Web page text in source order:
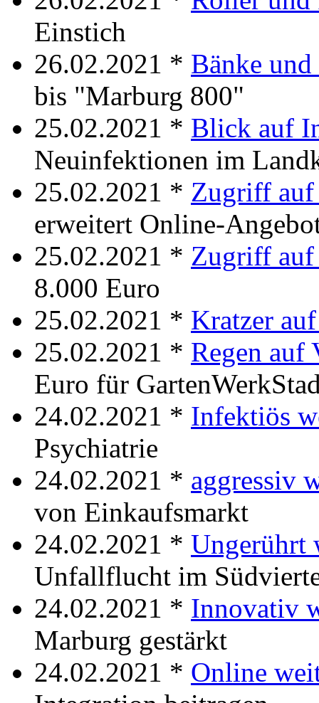
Einstich
26.02.2021 * Bänke
bis "Marburg 800"
25.02.2021 * Blick auf
Neuinfektionen im
25.02.2021 * Zugriff auf
erweitert Online-
25.02.2021 * Zugriff
8.000 Euro
25.02.2021 * Kratzer
25.02.2021 * Regen auf
Euro für
24.02.2021 * Infektiös
Psychiatrie
24.02.2021 * aggressiv
von Einkaufsmarkt
24.02.2021 * Ungerührt
Unfallflucht im
24.02.2021 * Innovativ
Marburg gestärkt
24.02.2021 * Online